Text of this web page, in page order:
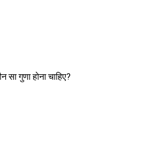
गुणा होना चाहिए?